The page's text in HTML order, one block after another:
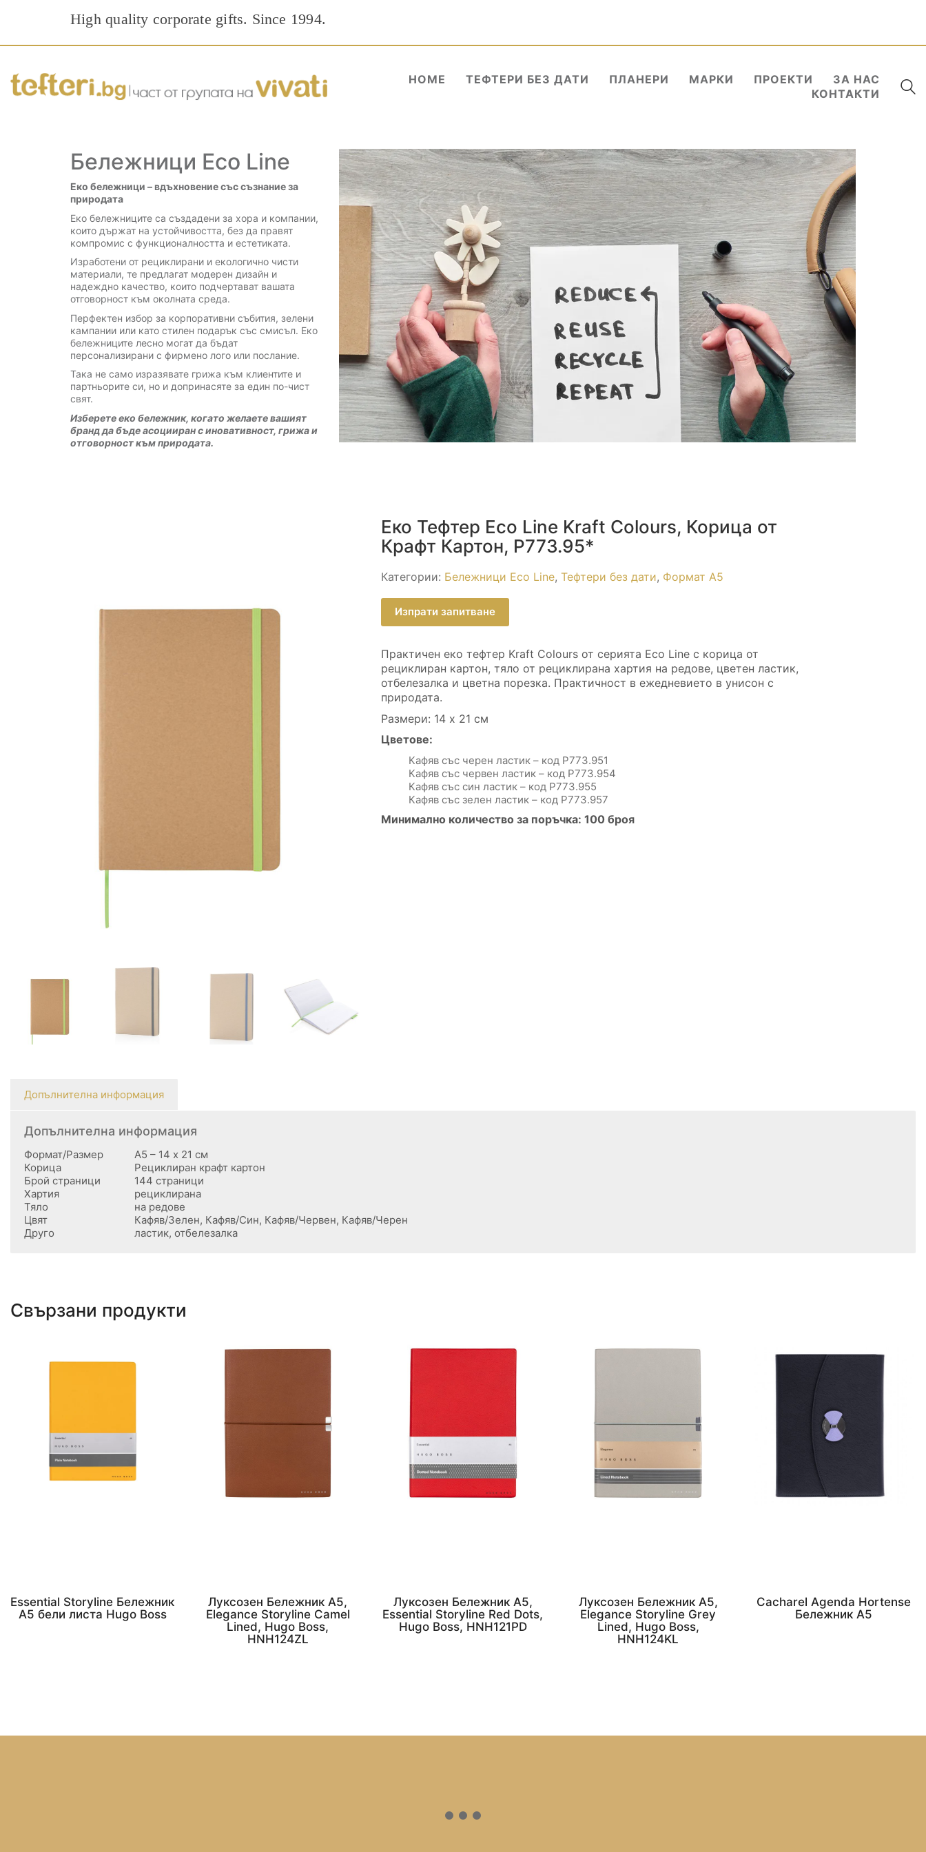
High quality corporate gifts. Since 1994.
HOME ТЕФТЕРИ БЕЗ ДАТИ ПЛАНЕРИ МАРКИ ПРОЕКТИ
ЗА НАС
КОНТАКТИ
Бележници Eco Line
Еко бележници – вдъхновение със съзнание за
природата
Еко бележниците са създадени за хора и компании,
които държат на устойчивостта, без да правят
компромис с функционалността и естетиката.
Изработени от рециклирани и екологично чисти
материали, те предлагат модерен дизайн и
надеждно качество, които подчертават вашата
отговорност към околната среда.
Перфектен избор за корпоративни събития, зелени
кампании или като стилен подарък със смисъл. Еко
бележниците лесно могат да бъдат
персонализирани с фирмено лого или послание.
Така не само изразявате грижа към клиентите и
партньорите си, но и допринасяте за един по-чист
свят.
Изберете еко бележник, когато желаете вашият
бранд да бъде асоцииран с иновативност, грижа и
отговорност към природата.
Еко Тефтер Eco Line Kraft Colours, Корица от
Крафт Картон, P773.95*
Категории: Бележници Eco Line, Тефтери без дати, Формат А5
Изпрати запитване
Практичен еко тефтер Kraft Colours от серията Eco Line с корица от
рециклиран картон, тяло от рециклирана хартия на редове, цветен ластик,
отбелезалка и цветна порезка. Практичност в ежедневието в унисон с
природата.
Размери: 14 х 21 см
Цветове:
Кафяв със черен ластик – код P773.951
Кафяв със червен ластик – код P773.954
Кафяв със син ластик – код P773.955
Кафяв със зелен ластик – код P773.957
Минимално количество за поръчка: 100 броя
Допълнителна информация
Допълнителна информация
Формат/Размер
А5 – 14 х 21 см
Корица
Рециклиран крафт картон
Брой страници
144 страници
Свързани продукти